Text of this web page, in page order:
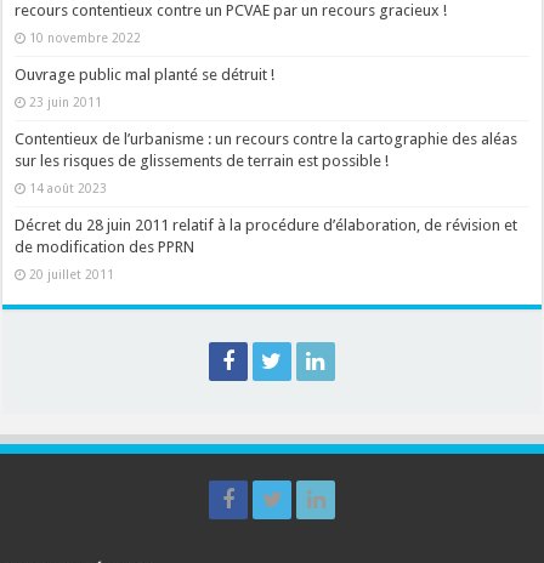
recours contentieux contre un PCVAE par un recours gracieux !
10 novembre 2022
Ouvrage public mal planté se détruit !
23 juin 2011
Contentieux de l’urbanisme : un recours contre la cartographie des aléas
sur les risques de glissements de terrain est possible !
14 août 2023
Décret du 28 juin 2011 relatif à la procédure d’élaboration, de révision et
de modification des PPRN
20 juillet 2011